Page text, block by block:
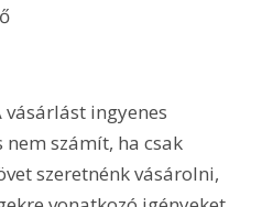
számít, ha csak
szeretnénk vásárolni,